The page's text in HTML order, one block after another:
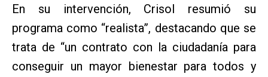
En su intervención, Crisol resumió su
programa como “realista”, destacando que se
trata de “un contrato con la ciudadanía para
conseguir un mayor bienestar para todos y